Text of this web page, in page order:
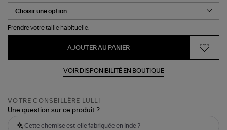
Prendre votre taille habituelle.
AJOUTER AU PANIER
VOIR DISPONIBILITÉ EN BOUTIQUE
VOTRE CONSEILLÈRE LULLI
Une question sur ce produit ?
Cette chemise est-elle fabriquée en Inde ?